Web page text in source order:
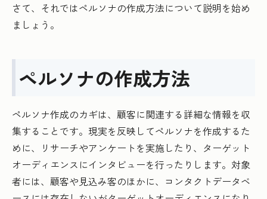
さて、それではペルソナの作成方法について説明を始め
ましょう。
ペルソナの作成方法
ペルソナ作成のカギは、顧客に関連する詳細な情報を収
集することです。現実を反映してペルソナを作成するた
めに、リサーチやアンケートを実施したり、ターゲット
オーディエンスにインタビューを行ったりします。対象
者には、顧客や見込み客のほかに、コンタクトデータベ